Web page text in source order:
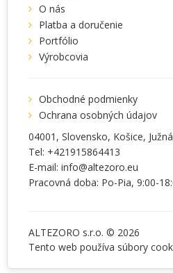
O nás
Platba a doručenie
Portfólio
Výrobcovia
Obchodné podmienky
Ochrana osobných údajov
04001 , Slovensko, Košice,
Tel: +421915864413
E-mail: info@altezoro.eu
Pracovná doba: Po-Pia, 9:00-
ALTEZORO s.r.o. © 2026
Tento web používa súbory